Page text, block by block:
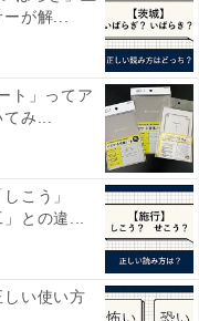
のようなことが可能
りとりするときに使
間でも利用できま
話をMacで受けた
もできます。
が解...
ト」ってア
み...
こう」
との違...
しい使い方